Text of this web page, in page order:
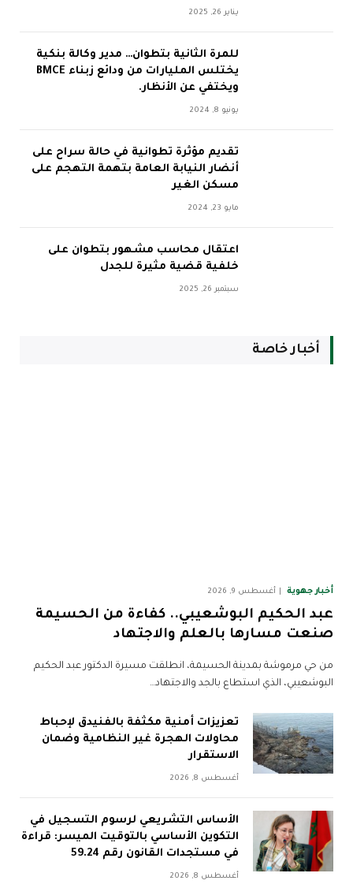
يناير 26, 2025
للمرة الثانية بتطوان… مدير وكالة بنكية
يختلس المليارات من ودائع زبناء BMCE
ويختفي عن الأنظار.
يونيو 8, 2024
تقديم مؤثرة تطوانية في حالة سراح على
أنضار النيابة العامة بتهمة التهجم على
مسكن الغير
مايو 23, 2024
اعتقال محاسب مشهور بتطوان على
خلفية قضية مثيرة للجدل
سبتمبر 26, 2025
أخبار خاصة
أخبار جهوية أغسطس 9, 2026
عبد الحكيم البوشعيبي.. كفاءة من الحسيمة
صنعت مسارها بالعلم والاجتهاد
من حي مرموشة بمدينة الحسيمة، انطلقت مسيرة الدكتور عبد الحكيم
البوشعيبي، الذي استطاع بالجد والاجتهاد…
تعزيزات أمنية مكثفة بالفنيدق لإحباط
محاولات الهجرة غير النظامية وضمان
الاستقرار
أغسطس 8, 2026
الأساس التشريعي لرسوم التسجيل في
التكوين الأساسي بالتوقيت الميسر: قراءة
في مستجدات القانون رقم 59.24
أغسطس 8, 2026